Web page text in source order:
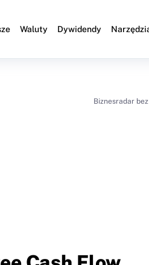
Waluty Dywidendy
Biznesradar